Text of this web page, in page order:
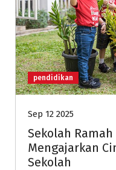
pendidikan
Sep 12 2025
Sekolah
Mengajarkan
Sekolah